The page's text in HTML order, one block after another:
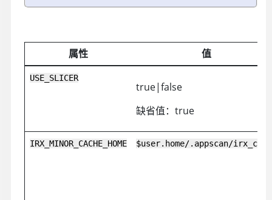
属性 值
USE_SLICER
true|false
缺省值：true
IRX_MINOR_CACHE_HOME $user.home/.appscan/